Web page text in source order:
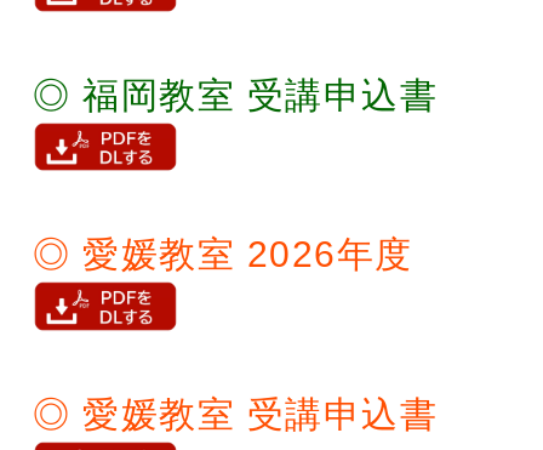
◎ 福岡教室 受講申込書
◎ 愛媛教室 2026年度
◎ 愛媛教室 受講申込書